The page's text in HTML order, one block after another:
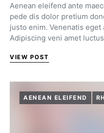
Aenean eleifend ante
pede dis dolor pretium
justo enim. Venenatis
Adipiscing veni amet
VIEW POST
AENEAN ELEIFEND